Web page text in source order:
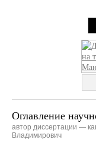
Оглавление
автор диссертации —
Владимирович